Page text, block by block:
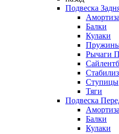
Подвеска
Балки
Кулаки
Рычаги
Ступицы
Тяги
Подвеска
Балки
Кулаки